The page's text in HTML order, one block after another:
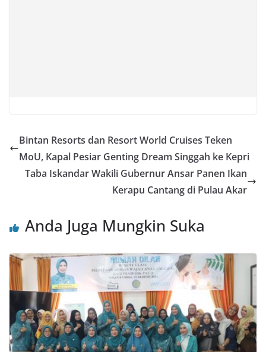
Bintan Resorts dan Resort World Cruises Teken
MoU, Kapal Pesiar Genting Dream Singgah ke Kepri
Taba Iskandar Wakili Gubernur Ansar Panen Ikan
Kerapu Cantang di Pulau Akar
Anda Juga Mungkin Suka